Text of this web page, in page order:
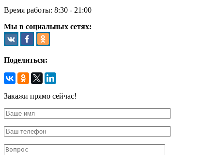
Время работы: 8:30 - 21:00
Мы в социальных сетях:
Поделиться:
Закажи прямо сейчас!